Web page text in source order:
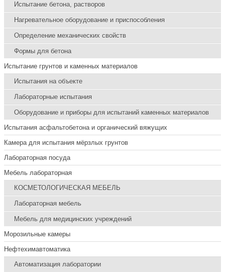
Испытание бетона, растворов
Нагревательное оборудование и приспособления
Определение механических свойств
Формы для бетона
Испытание грунтов и каменных материалов
Испытания на объекте
Лабораторные испытания
Оборудование и приборы для испытаний каменных материалов
Испытания асфальтобетона и органический вяжущих
Камера для испытания мёрзлых грунтов
Лабораторная посуда
Мебель лабораторная
КОСМЕТОЛОГИЧЕСКАЯ МЕБЕЛЬ
Лабораторная мебель
Мебель для медицинских учреждений
Морозильные камеры
Нефтехимавтоматика
Автоматизация лаборатории